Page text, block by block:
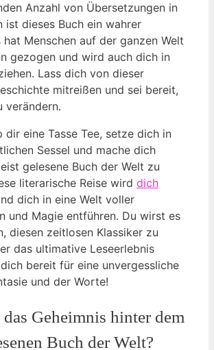
Anzahl von Übersetzungen in
ist dieses ​Buch ein ​wahrer
hat Menschen auf⁢ der‌ ganzen ⁤Welt⁢
⁢gezogen und wird auch‍ dich in​
Lass dich von dieser
⁢mitreißen ​und ‌sei bereit,
verändern.
dir eine ​Tasse Tee, setze dich⁤ in
Sessel und mache dich
gelesene ⁤Buch⁤ der⁣ Welt ⁣zu
literarische Reise wird⁢ dich
dich in eine Welt voller
​und Magie entführen. Du​ wirst es
⁢diesen zeitlosen Klassiker zu
das ultimative Leseerlebnis
bereit für ‌eine ⁤unvergessliche
und ⁤der Worte!
das Geheimnis hinter⁤ dem
Buch ‍der Welt?